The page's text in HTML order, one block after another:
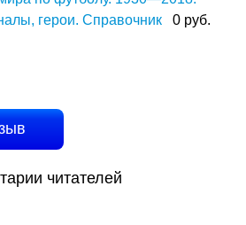
герои. Справочник
0 руб.
читателей